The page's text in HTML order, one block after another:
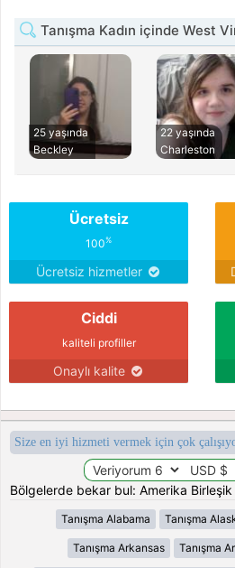
Tanışma Kadın içinde West
25 yaşında
Beckley
22 yaşında
Charleston
Ücretsiz
100%
Ücretsiz hizmetler
Ciddi
kaliteli profiller
Onaylı kalite
Size en iyi hizmeti vermek için çok
Bölgelerde bekar bul: Amerika
Tanışma Alabama Tanışma
Tanışma Arkansas Tanışma